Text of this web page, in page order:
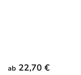
ab 22,70 €